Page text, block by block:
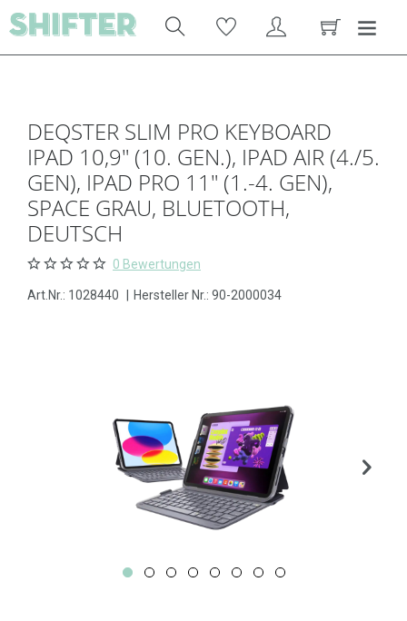
DEQSTER SLIM PRO KEYBOARD
IPAD 10,9" (10. GEN.), IPAD AIR (4./5.
GEN), IPAD PRO 11" (1.-4. GEN),
SPACE GRAU, BLUETOOTH,
DEUTSCH
0 Bewertungen
Art.Nr.: 1028440 Hersteller Nr.: 90-2000034